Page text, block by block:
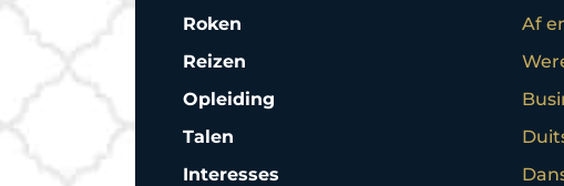
Roken
Af
Reizen
Opleiding
Talen
Interesses